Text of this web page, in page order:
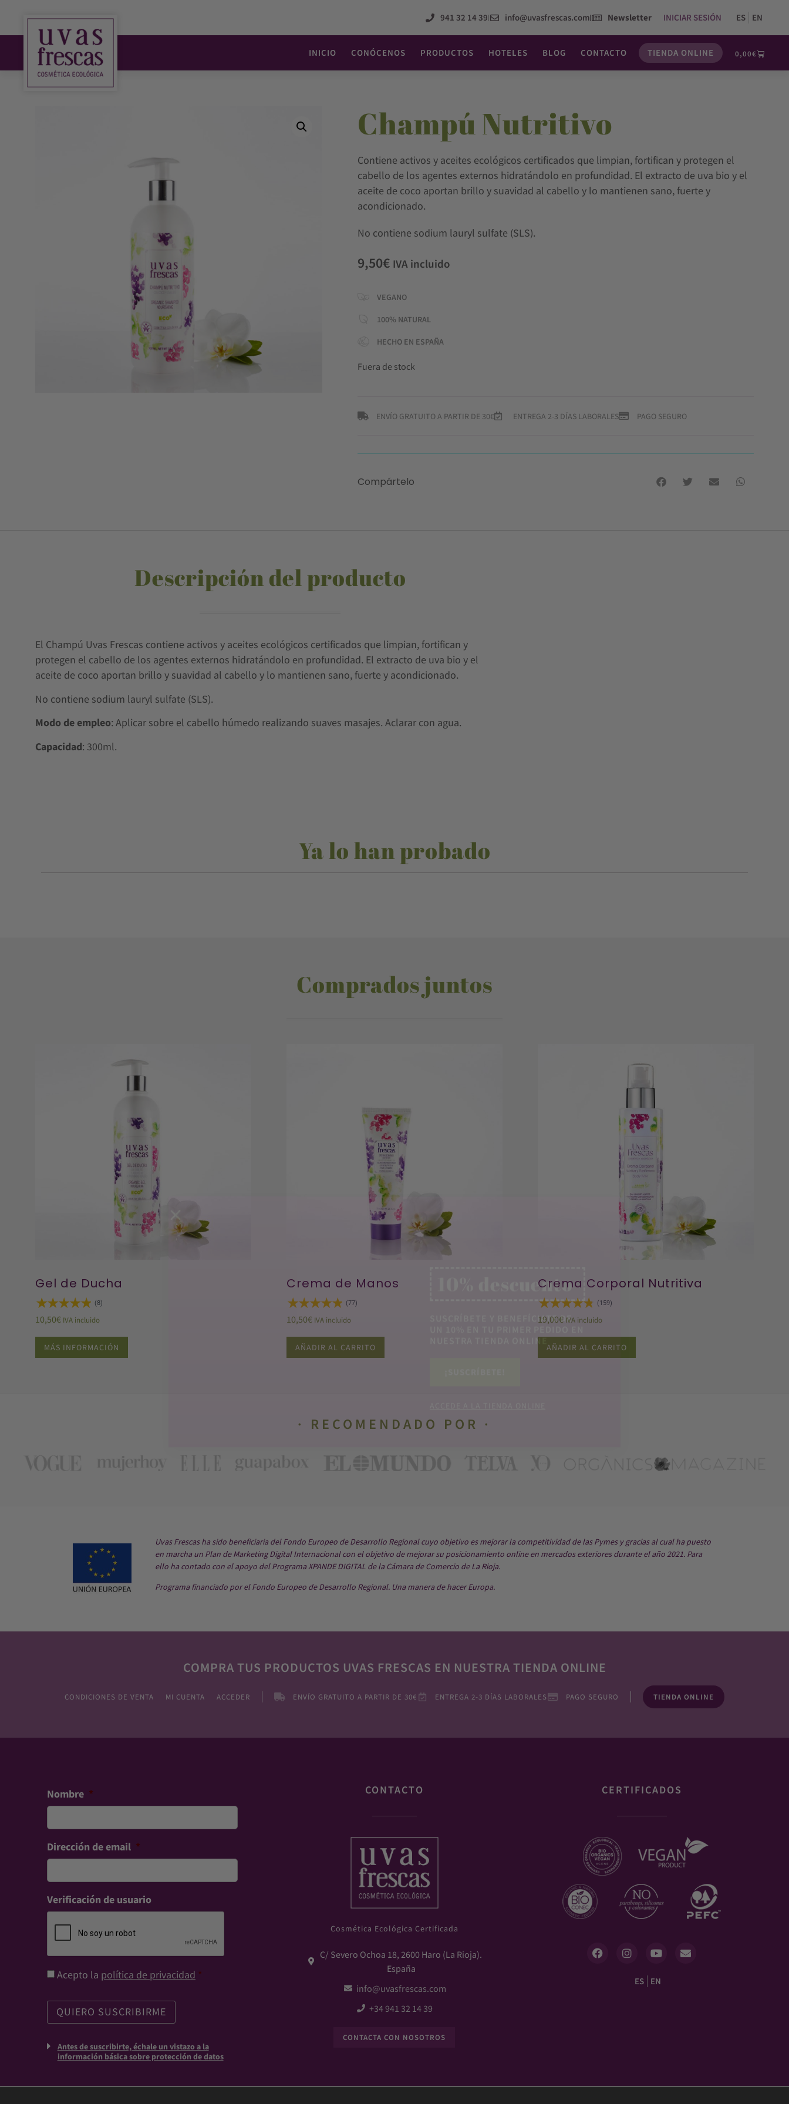
941 32 14 39 info@uvasfrescas.com Newsletter INICIAR SESIÓN ES EN
INICIO CONÓCENOS PRODUCTOS HOTELES BLOG CONTACTO TIENDA ONLINE 0,00€
Champú Nutritivo
Contiene activos y aceites ecológicos certificados que limpian, fortifican y protegen el
cabello de los agentes externos hidratándolo en profundidad. El extracto de uva bio y el
aceite de coco aportan brillo y suavidad al cabello y lo mantienen sano, fuerte y
acondicionado.
No contiene sodium lauryl sulfate (SLS).
9,50€ IVA incluido
VEGANO
100% NATURAL
HECHO EN ESPAÑA
Fuera de stock
ENVÍO GRATUITO A PARTIR DE 30€ ENTREGA 2-3 DÍAS LABORALES PAGO SEGURO
Compártelo
Descripción del producto
El Champú Uvas Frescas contiene activos y aceites ecológicos certificados que limpian, fortifican y
protegen el cabello de los agentes externos hidratándolo en profundidad. El extracto de uva bio y el
aceite de coco aportan brillo y suavidad al cabello y lo mantienen sano, fuerte y acondicionado.
No contiene sodium lauryl sulfate (SLS).
Modo de empleo: Aplicar sobre el cabello húmedo realizando suaves masajes. Aclarar con agua.
Capacidad: 300ml.
Ya lo han probado
Comprados juntos
Gel de Ducha
(8)
10,50€ IVA incluido
MÁS INFORMACIÓN
Crema de Manos
(77)
10,50€ IVA incluido
AÑADIR AL CARRITO
Crema Corporal Nutritiva
(159)
19,00€ IVA incluido
AÑADIR AL CARRITO
RECOMENDADO POR
Uvas Frescas ha sido beneficiaria del Fondo Europeo de Desarrollo Regional cuyo objetivo es mejorar la competitividad de las Pymes y gracias al cual ha puesto
en marcha un Plan de Marketing Digital Internacional con el objetivo de mejorar su posicionamiento online en mercados exteriores durante el año 2021. Para
ello ha contado con el apoyo del Programa XPANDE DIGITAL de la Cámara de Comercio de La Rioja.
Programa financiado por el Fondo Europeo de Desarrollo Regional. Una manera de hacer Europa.
COMPRA TUS PRODUCTOS UVAS FRESCAS EN NUESTRA TIENDA ONLINE
CONDICIONES DE VENTA MI CUENTA ACCEDER ENVÍO GRATUITO A PARTIR DE 30€ ENTREGA 2-3 DÍAS LABORALES PAGO SEGURO TIENDA ONLINE
Nombre *
Dirección de email *
Verificación de usuario
Consentimiento *
Acepto la política de privacidad *
Antes de suscribirte, échale un vistazo a la
información básica sobre protección de datos
CONTACTO
Cosmética Ecológica Certificada
C/ Severo Ochoa 18, 2600 Haro (La Rioja).
España
info@uvasfrescas.com
+34 941 32 14 39
CONTACTA CON NOSOTROS
CERTIFICADOS
ES EN